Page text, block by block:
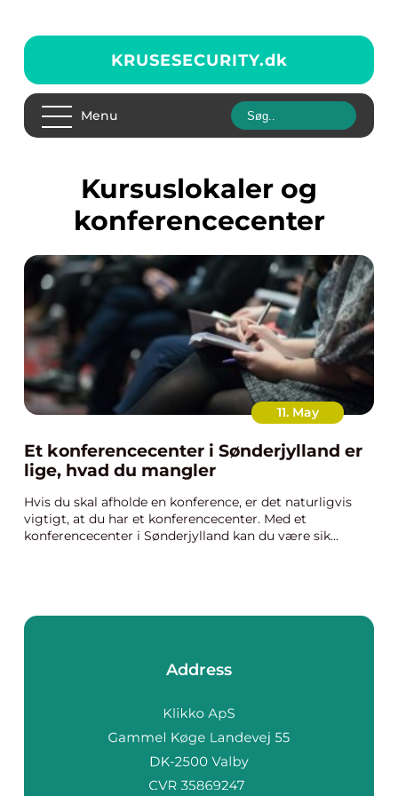
KRUSESECURITY.dk
Menu
kursuslokaler og
konferencecenter
11. May
Et konferencecenter i Sønderjylland er
lige, hvad du mangler
Hvis du skal afholde en konference, er det naturligvis
vigtigt, at du har et konferencecenter. Med et
konferencecenter i Sønderjylland kan du være sik...
Address